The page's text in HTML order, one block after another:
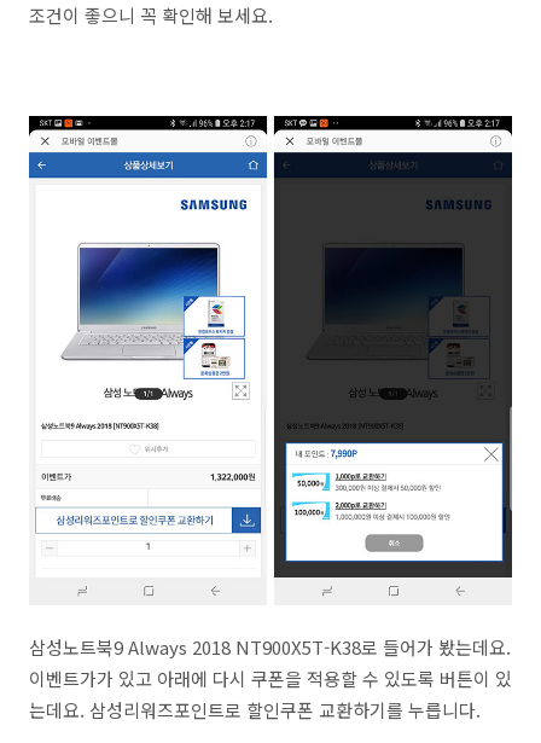
조건이 좋으니 꼭 확인해 보세요.
삼성노트북9 Always 2018 NT900X5T-K38로 들어가 봤는데요.
이벤트가가 있고 아래에 다시 쿠폰을 적용할 수 있도록 버튼이 있
는데요. 삼성리워즈포인트로 할인쿠폰 교환하기를 누릅니다.